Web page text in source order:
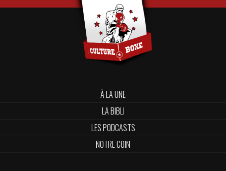
À LA UNE
LA BIBLI
LES PODCASTS
NOTRE COIN